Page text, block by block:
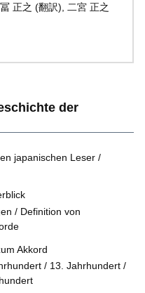
正之 (翻訳), 二宮 正之
der
japanischen Leser /
/ Definition von
Akkord
/ 13. Jahrhundert /